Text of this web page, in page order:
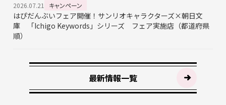
2026.07.21 キャンペーン
はぴだんぶいフェア開催！サンリオキャラクターズ×朝日文
庫 「Ichigo Keywords」シリーズ フェア実施店（都道府県
順）
最新情報一覧